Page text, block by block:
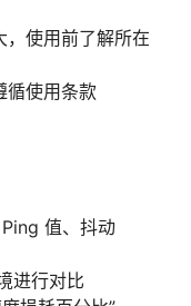
，使用前了解所在
循使用条款
值、抖动
进行对比